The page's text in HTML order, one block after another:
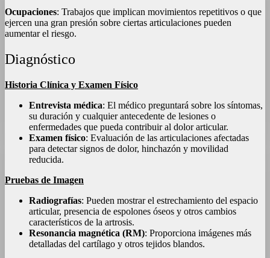
Ocupaciones: Trabajos que implican movimientos repetitivos o que
ejercen una gran presión sobre ciertas articulaciones pueden
aumentar el riesgo.
Diagnóstico
Historia Clínica y Examen Físico
Entrevista médica: El médico preguntará sobre los síntomas,
su duración y cualquier antecedente de lesiones o
enfermedades que pueda contribuir al dolor articular.
Examen físico: Evaluación de las articulaciones afectadas
para detectar signos de dolor, hinchazón y movilidad
reducida.
Pruebas de Imagen
Radiografías: Pueden mostrar el estrechamiento del espacio
articular, presencia de espolones óseos y otros cambios
característicos de la artrosis.
Resonancia magnética (RM): Proporciona imágenes más
detalladas del cartílago y otros tejidos blandos.